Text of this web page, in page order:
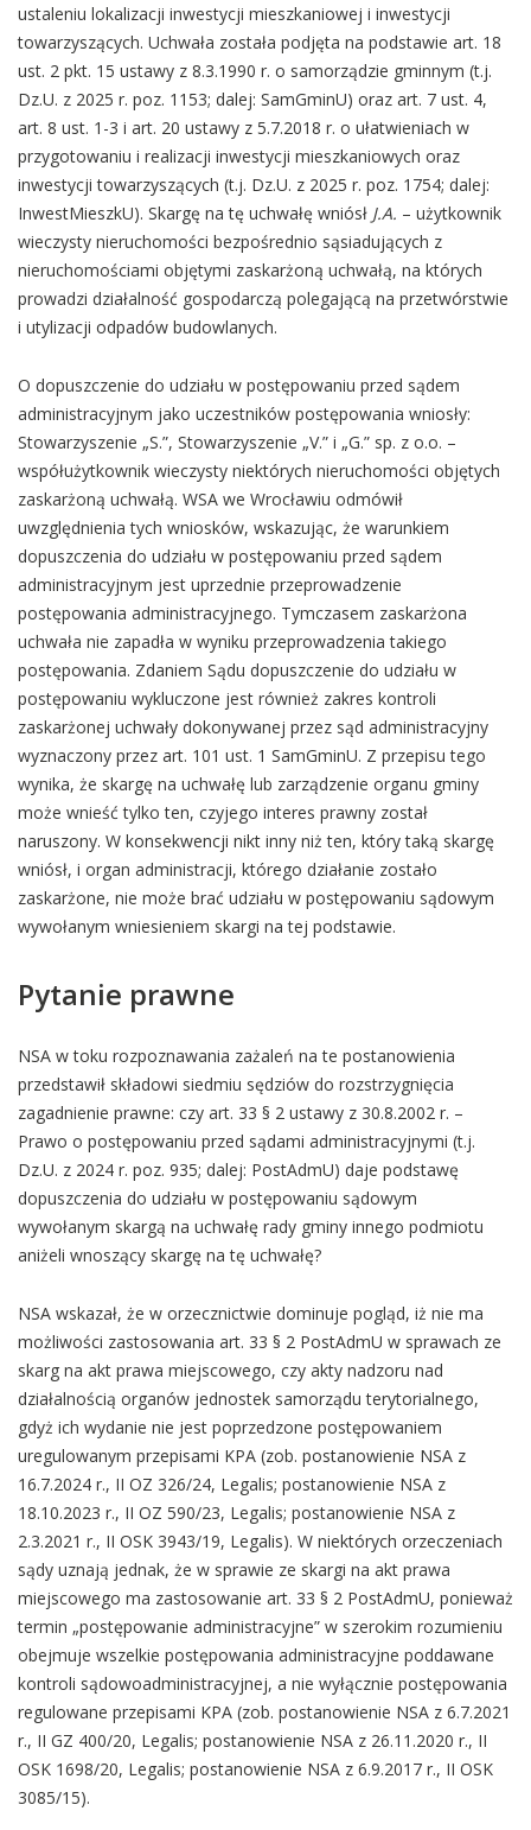
ustaleniu lokalizacji inwestycji mieszkaniowej i inwestycji
towarzyszących. Uchwała została podjęta na podstawie art. 18
ust. 2 pkt. 15 ustawy z 8.3.1990 r. o samorządzie gminnym (t.j.
Dz.U. z 2025 r. poz. 1153; dalej: SamGminU) oraz art. 7 ust. 4,
art. 8 ust. 1-3 i art. 20 ustawy z 5.7.2018 r. o ułatwieniach w
przygotowaniu i realizacji inwestycji mieszkaniowych oraz
inwestycji towarzyszących (t.j. Dz.U. z 2025 r. poz. 1754; dalej:
InwestMieszkU). Skargę na tę uchwałę wniósł J.A. – użytkownik
wieczysty nieruchomości bezpośrednio sąsiadujących z
nieruchomościami objętymi zaskarżoną uchwałą, na których
prowadzi działalność gospodarczą polegającą na przetwórstwie
i utylizacji odpadów budowlanych.
O dopuszczenie do udziału w postępowaniu przed sądem
administracyjnym jako uczestników postępowania wniosły:
Stowarzyszenie „S.”, Stowarzyszenie „V.” i „G.” sp. z o.o. –
współużytkownik wieczysty niektórych nieruchomości objętych
zaskarżoną uchwałą. WSA we Wrocławiu odmówił
uwzględnienia tych wniosków, wskazując, że warunkiem
dopuszczenia do udziału w postępowaniu przed sądem
administracyjnym jest uprzednie przeprowadzenie
postępowania administracyjnego. Tymczasem zaskarżona
uchwała nie zapadła w wyniku przeprowadzenia takiego
postępowania. Zdaniem Sądu dopuszczenie do udziału w
postępowaniu wykluczone jest również zakres kontroli
zaskarżonej uchwały dokonywanej przez sąd administracyjny
wyznaczony przez art. 101 ust. 1 SamGminU. Z przepisu tego
wynika, że skargę na uchwałę lub zarządzenie organu gminy
może wnieść tylko ten, czyjego interes prawny został
naruszony. W konsekwencji nikt inny niż ten, który taką skargę
wniósł, i organ administracji, którego działanie zostało
zaskarżone, nie może brać udziału w postępowaniu sądowym
wywołanym wniesieniem skargi na tej podstawie.
Pytanie prawne
NSA w toku rozpoznawania zażaleń na te postanowienia
przedstawił składowi siedmiu sędziów do rozstrzygnięcia
zagadnienie prawne: czy art. 33 § 2 ustawy z 30.8.2002 r. –
Prawo o postępowaniu przed sądami administracyjnymi (t.j.
Dz.U. z 2024 r. poz. 935; dalej: PostAdmU) daje podstawę
dopuszczenia do udziału w postępowaniu sądowym
wywołanym skargą na uchwałę rady gminy innego podmiotu
aniżeli wnoszący skargę na tę uchwałę?
NSA wskazał, że w orzecznictwie dominuje pogląd, iż nie ma
możliwości zastosowania art. 33 § 2 PostAdmU w sprawach ze
skarg na akt prawa miejscowego, czy akty nadzoru nad
działalnością organów jednostek samorządu terytorialnego,
gdyż ich wydanie nie jest poprzedzone postępowaniem
uregulowanym przepisami KPA (zob. postanowienie NSA z
16.7.2024 r., II OZ 326/24, Legalis; postanowienie NSA z
18.10.2023 r., II OZ 590/23, Legalis; postanowienie NSA z
2.3.2021 r., II OSK 3943/19, Legalis). W niektórych orzeczeniach
sądy uznają jednak, że w sprawie ze skargi na akt prawa
miejscowego ma zastosowanie art. 33 § 2 PostAdmU, ponieważ
termin „postępowanie administracyjne” w szerokim rozumieniu
obejmuje wszelkie postępowania administracyjne poddawane
kontroli sądowoadministracyjnej, a nie wyłącznie postępowania
regulowane przepisami KPA (zob. postanowienie NSA z 6.7.2021
r., II GZ 400/20, Legalis; postanowienie NSA z 26.11.2020 r., II
OSK 1698/20, Legalis; postanowienie NSA z 6.9.2017 r., II OSK
3085/15).